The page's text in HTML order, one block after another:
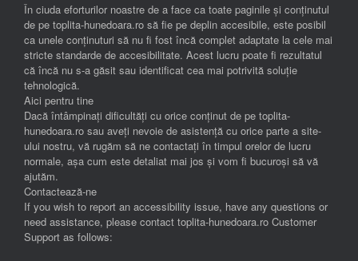
În ciuda eforturilor noastre de a face ca toate paginile și conținutul
de pe toplita-hunedoara.ro să fie pe deplin accesibile, este posibil
ca unele conținuturi să nu fi fost încă complet adaptate la cele mai
stricte standarde de accesibilitate. Acest lucru poate fi rezultatul
că încă nu s-a găsit sau identificat cea mai potrivită soluție
tehnologică.
Aici pentru tine
Dacă întâmpinați dificultăți cu orice conținut de pe toplita-
hunedoara.ro sau aveți nevoie de asistență cu orice parte a site-
ului nostru, vă rugăm să ne contactați în timpul orelor de lucru
normale, așa cum este detaliat mai jos și vom fi bucuroși să vă
ajutăm.
Contactează-ne
If you wish to report an accessibility issue, have any questions or
need assistance, please contact toplita-hunedoara.ro Customer
Support as follows: